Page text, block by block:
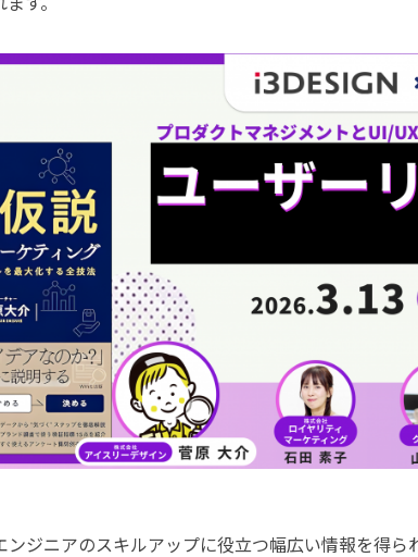
ンジニアのスキルアップに役立つ幅広い情報を得ら